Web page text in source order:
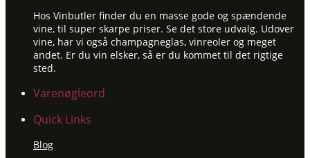
Hos Vinbutler finder du en masse gode og spændende
vine, til super skarpe priser. Se det store udvalg. Udover
vine, har vi også champagneglas, vinreoler og meget
andet. Er du vin elsker, så er du kommet til det rigtige
sted.
Varenøgleord
Quick Links
Blog